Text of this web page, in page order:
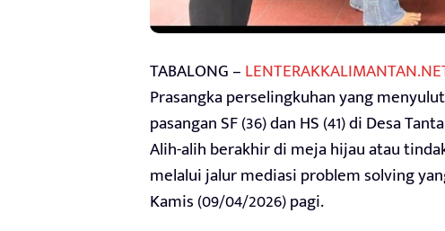
TABALONG –
Prasangka perselingkuhan yang
pasangan SF (36) dan HS (41) di Desa
Alih-alih berakhir di meja hijau atau
melalui jalur mediasi problem solving
Kamis (09/04/2026) pagi.